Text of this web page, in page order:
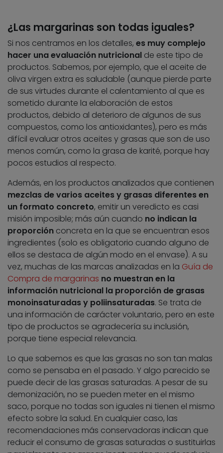
¿Las margarinas son todas iguales?
Si nos centramos en los detalles, es muy complejo
hacer una evaluación nutricional de este tipo de
productos. Sabemos, por ejemplo, que el aceite de
oliva virgen extra es saludable (aunque pierde parte
de sus virtudes durante el calentamiento al que es
sometido durante la elaboración de estos
productos, debido al deterioro de algunos de sus
compuestos, como los antioxidantes), pero es más
difícil evaluar otros aceites y grasas que son de uso
menos común, como la grasa de karité, porque hay
pocos estudios al respecto.
Además, en los productos analizados que contienen
mezclas de varios aceites y grasas diferentes en
un formato concreto, emitir un veredicto es casi
misión imposible; más aún cuando no indican la
proporción concreta en la que se encuentran esos
ingredientes (solo es obligatorio cuando alguno de
ellos se destaca de algún modo en el envase). A su
vez, muchas de las marcas analizadas en la Guía de
Compra de margarinas no muestran en la
información nutricional la proporción de grasas
monoinsaturadas y poliinsaturadas. Se trata de
una información de carácter voluntario, pero en este
tipo de productos se agradecería su inclusión,
porque tiene especial relevancia.
Lo que sabemos es que las grasas no son tan malas
como se pensaba en el pasado. Y algo parecido se
puede decir de las grasas saturadas. A pesar de su
demonización, no se pueden meter en el mismo
saco, porque no todas son iguales ni tienen el mismo
efecto sobre la salud. En cualquier caso, las
recomendaciones más conservadoras indican que
reducir el consumo de grasas saturadas o sustituirlas